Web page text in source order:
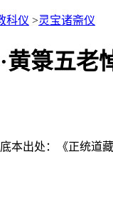
科仪 >灵宝诸斋仪
黄箓五老
本出处：《正统道